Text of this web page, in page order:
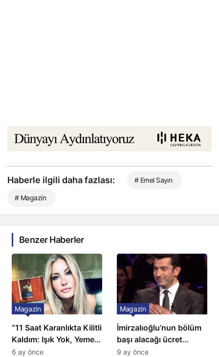
Haberle ilgili daha fazlası: # Emel Sayın
# Magazin
Benzer Haberler
“11 Saat Karanlıkta Kilitli
Kaldım: Işık Yok, Yemek
Yok, Tuvalet Yok!”
Magazin
6 ay önce
İmirzalıoğlu’nun bölüm
başı alacağı ücret
Türkiye’de bir ilk:
Magazin
9 ay önce